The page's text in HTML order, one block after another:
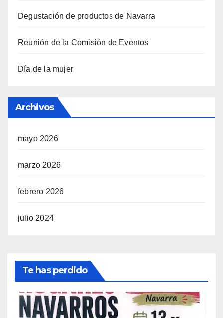
Degustación de productos de Navarra
Reunión de la Comisión de Eventos
Día de la mujer
Archivos
mayo 2026
marzo 2026
febrero 2026
julio 2024
Te has perdido